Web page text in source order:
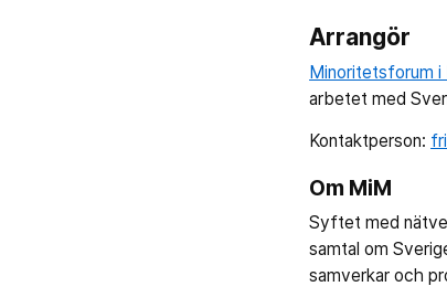
Arrangör
Minoritetsforum i
arbetet med
Kontaktperson:
Om MiM
Syftet med
samtal om
samverkar och